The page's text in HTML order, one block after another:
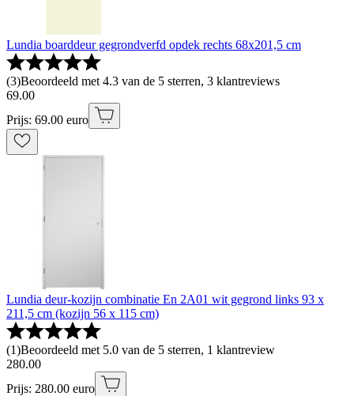
Lundia boarddeur gegrondverfd opdek rechts 68x201,5 cm
(3)Beoordeeld met 4.3 van de 5 sterren, 3 klantreviews
69.00
Prijs: 69.00 euro
Lundia deur-kozijn combinatie En 2A01 wit gegrond links 93 x
211,5 cm (kozijn 56 x 115 cm)
(1)Beoordeeld met 5.0 van de 5 sterren, 1 klantreview
280.00
Prijs: 280.00 euro